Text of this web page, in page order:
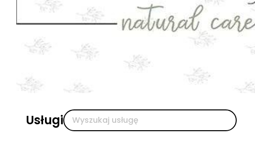
Usługi